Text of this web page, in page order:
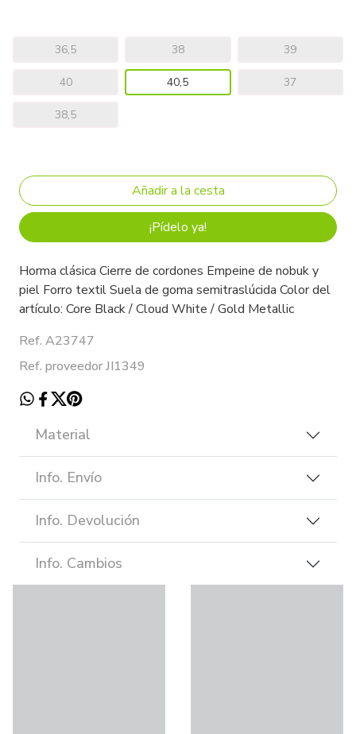
36,5 38 39
40 40,5 37
38,5
¡Pídelo ya!
Horma clásica Cierre de cordones Empeine de nobuk y
piel Forro textil Suela de goma semitraslúcida Color del
artículo: Core Black / Cloud White / Gold Metallic
Ref. A23747
Ref. proveedor JI1349
Material
Info. Envío
Info. Devolución
Info. Cambios